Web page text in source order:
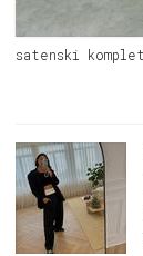
satenski komplet